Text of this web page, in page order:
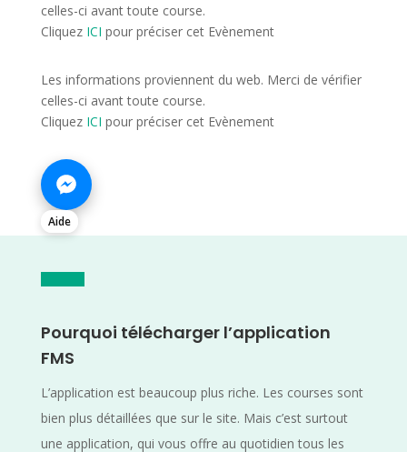
celles-ci avant toute course.
Cliquez ICI pour préciser cet Evènement
Les informations proviennent du web. Merci de vérifier
celles-ci avant toute course.
Cliquez ICI pour préciser cet Evènement
Aide
Pourquoi télécharger l’application
FMS
L’application est beaucoup plus riche. Les courses sont
bien plus détaillées que sur le site. Mais c’est surtout
une application, qui vous offre au quotidien tous les